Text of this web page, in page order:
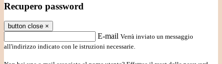
Recupero password
button close ×
E-mail Verrà inviato un messaggio
all'indirizzo indicato con le istruzioni necessarie.